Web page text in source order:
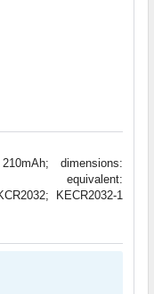
dimensions:
KECR2032-1